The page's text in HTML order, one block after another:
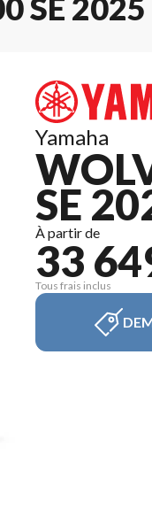
SE 2025
Yamaha
SE
À partir de
33
Tous frais inclus